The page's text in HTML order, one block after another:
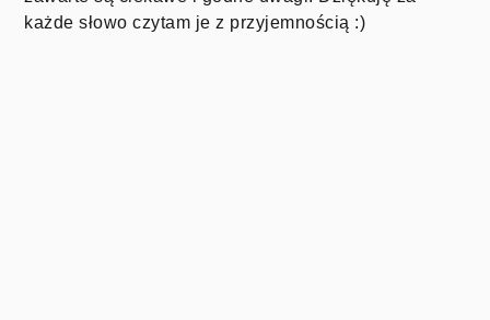
każde słowo czytam je z przyjemnością :)